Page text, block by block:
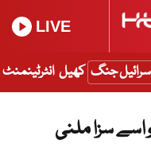
LIVE
جنگ کھیل انٹرٹینمنٹ
سزا ملنی